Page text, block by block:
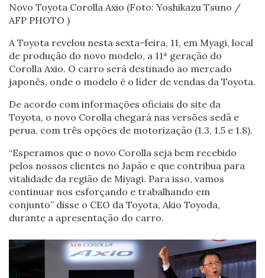
Novo Toyota Corolla Axio (Foto: Yoshikazu Tsuno /
AFP PHOTO )
A Toyota revelou nesta sexta-feira, 11, em Myagi, local
de produção do novo modelo, a 11ª geração do
Corolla Axio. O carro será destinado ao mercado
japonês, onde o modelo é o líder de vendas da Toyota.
De acordo com informações oficiais do site da
Toyota, o novo Corolla chegará nas versões sedã e
perua, com três opções de motorização (1.3, 1.5 e 1.8).
“Esperamos que o novo Corolla seja bem recebido
pelos nossos clientes no Japão e que contribua para
vitalidade da região de Miyagi. Para isso, vamos
continuar nos esforçando e trabalhando em
conjunto” disse o CEO da Toyota, Akio Toyoda,
durante a apresentação do carro.